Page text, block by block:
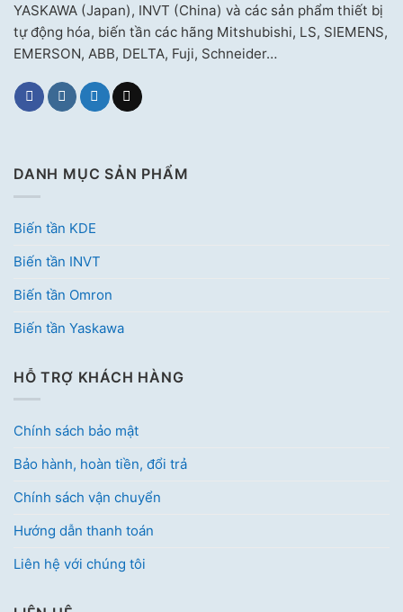
YASKAWA (Japan), INVT (China) và các sản phẩm thiết bị
tự động hóa, biến tần các hãng Mitshubishi, LS, SIEMENS,
EMERSON, ABB, DELTA, Fuji, Schneider…
DANH MỤC SẢN PHẨM
Biến tần KDE
Biến tần INVT
Biến tần Omron
Biến tần Yaskawa
HỖ TRỢ KHÁCH HÀNG
Chính sách bảo mật
Bảo hành, hoàn tiền, đổi trả
Chính sách vận chuyển
Hướng dẫn thanh toán
Liên hệ với chúng tôi